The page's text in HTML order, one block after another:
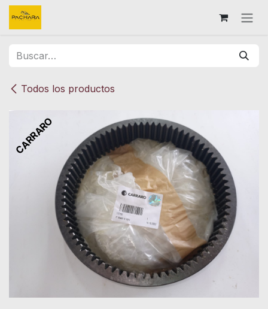
Ir al contenido
Todos los productos
CARRARO